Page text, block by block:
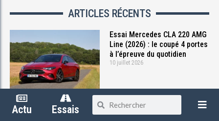
ARTICLES RÉCENTS
Essai Mercedes CLA 220 AMG
Line (2026) : le coupé 4 portes
à l’épreuve du quotidien
10 juillet 2026
Renault à Air Legend 2026 :
Quand l’automobile et
Partager
Actu Essais